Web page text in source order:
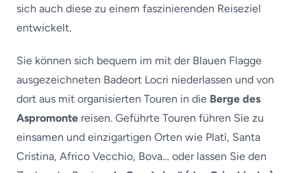
sich auch diese zu einem faszinierenden Reiseziel
entwickelt.
Sie können sich bequem im mit der Blauen Flagge
ausgezeichneten Badeort Locri niederlassen und von
dort aus mit organisierten Touren in die Berge des
Aspromonte reisen. Geführte Touren führen Sie zu
einsamen und einzigartigen Orten wie Platì, Santa
Cristina, Africo Vecchio, Bova… oder lassen Sie den